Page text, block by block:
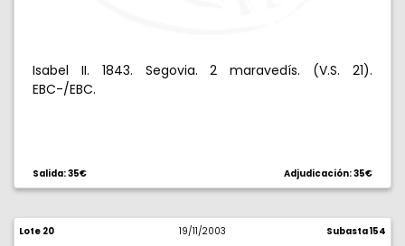
Isabel II. 1843. Segovia. 2 maravedís. (V.S. 21).
EBC-/EBC.
Salida: 35€ Adjudicación: 35€
Lote 20 19/11/2003 Subasta 154